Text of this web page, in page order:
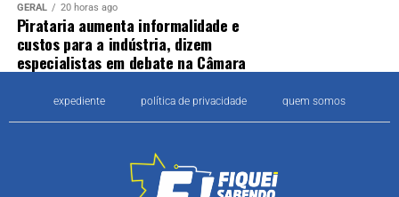
GERAL 20 horas ago
Pirataria aumenta informalidade e
custos para a indústria, dizem
especialistas em debate na Câmara
expediente política de privacidade quem somos